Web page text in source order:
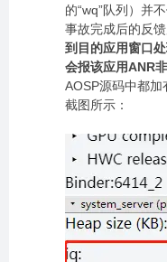
的“wq”队列）并
事故完成后的反
到目的应用窗口
会报该应用ANR
AOSP源码中都
截图所示：